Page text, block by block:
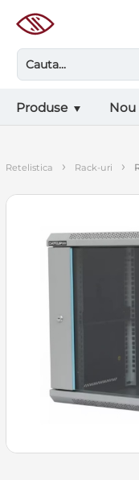
Produse Nou
retelistica › rack-uri ›